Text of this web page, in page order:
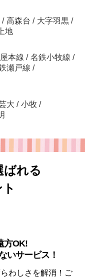
/ 高森台 / 大字羽黒 /
上地
本線 / 名鉄小牧線 /
瀬戸線 /
大 / 小牧 /
ばれる
方OK!
いサービス！
わしさを解消！ご